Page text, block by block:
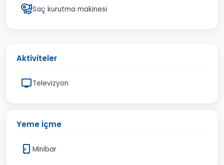
Saç kurutma makinesi
Aktiviteler
Televizyon
Yeme İçme
Minibar